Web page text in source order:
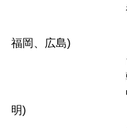
香
日本(羽田、
福岡、広島)
台湾(
韓国(ソウ
中国(無錫、
明)
タイ(バンコ